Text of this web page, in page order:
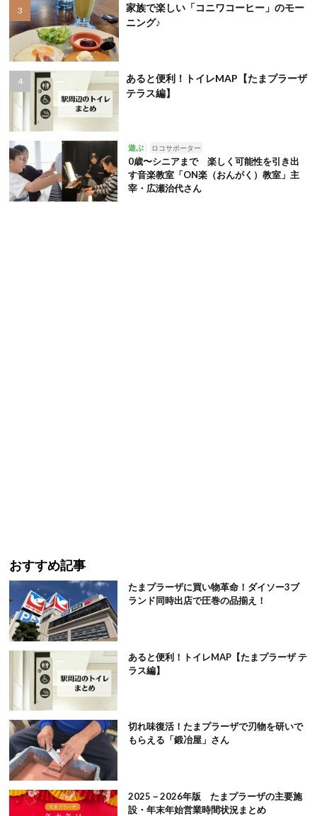
家族で楽しい「コニワコーヒー」のモー
ニング♪
あると便利！トイレMAP【たまプラーザ
テラス編】
遊ぶ ロコサポーター
0歳〜シニアまで 楽しく可能性を引き出
す音楽教室「ON楽（おんがく）教室」主
宰・広瀬治代さん
おすすめ記事
たまプラーザに買い物革命！ダイソー3ブ
ランド同時出店で圧巻の品揃え！
あると便利！トイレMAP【たまプラーザ テ
ラス編】
切れ味復活！たまプラーザで刃物を研いで
もらえる「鍛冶屋」さん
2025－2026年版 たまプラーザの主要施
設・年末年始営業時間状況まとめ